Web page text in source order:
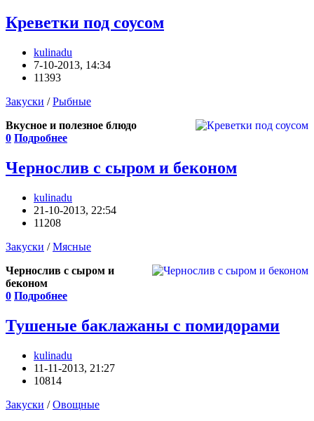
Креветки под соусом
kulinadu
7-10-2013, 14:34
11393
Закуски /Рыбные
Вкусное и полезное блюдо
0 Подробнее
Чернослив с сыром и беконом
kulinadu
21-10-2013, 22:54
11208
Закуски /Мясные
Чернослив с сыром и
беконом
0 Подробнее
Тушеные баклажаны с помидорами
kulinadu
11-11-2013, 21:27
10814
Закуски /Овощные